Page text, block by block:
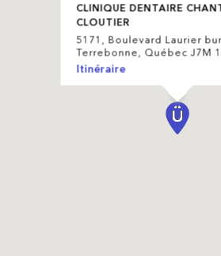
CLINIQUE DENTAIRE
CLOUTIER
5171, Boulevard Laurier
Terrebonne, Québec J7M
Itinéraire